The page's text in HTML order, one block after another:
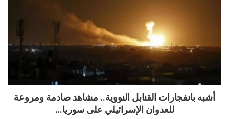
أشبه بانفجارات القنابل النووية.. مشاهد صادمة ومروعة
للعدوان الإسرائيلي على سوريا…